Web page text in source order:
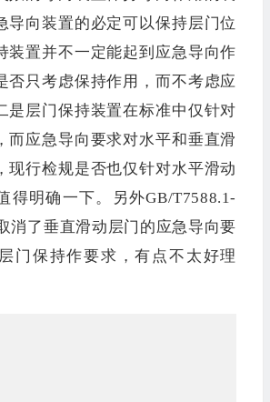
导向装置的必定可以保持层门位
装置并不一定能起到应急导向作
否只考虑保持作用，而不考虑应
是层门保持装置在标准中仅针对
而应急导向要求对水平和垂直滑
现行检规是否也仅针对水平滑动
得明确一下。另外GB/T7588.1-
消了垂直滑动层门的应急导向要
门保持作要求，有点不太好理